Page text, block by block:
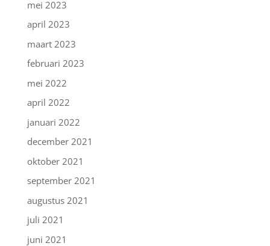
mei 2023
april 2023
maart 2023
februari 2023
mei 2022
april 2022
januari 2022
december 2021
oktober 2021
september 2021
augustus 2021
juli 2021
juni 2021